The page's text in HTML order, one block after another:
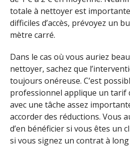
totale à nettoyer est
difficiles d’accès, prévoyez un
mètre carré.
Dans le cas où vous auriez
nettoyer, sachez que
toujours onéreuse. C’est
professionnel applique un tarif
avec une tâche assez
accorder des réductions. Vous
d’en bénéficier si vous êtes un
si vous signez un contrat à